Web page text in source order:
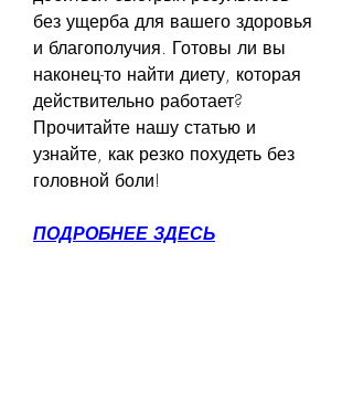
без ущерба для вашего здоровья
и благополучия. Готовы ли вы
наконец-то найти диету, которая
действительно работает?
Прочитайте нашу статью и
узнайте, как резко похудеть без
головной боли!
ПОДРОБНЕЕ ЗДЕСЬ